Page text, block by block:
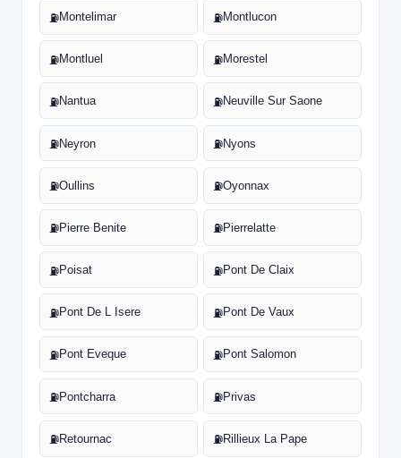
⛽Montelimar ⛽Montlucon
⛽Montluel ⛽Morestel
⛽Nantua ⛽Neuville Sur Saone
⛽Neyron ⛽Nyons
⛽Oullins ⛽Oyonnax
⛽Pierre Benite ⛽Pierrelatte
⛽Poisat ⛽Pont De Claix
⛽Pont De L Isere ⛽Pont De Vaux
⛽Pont Eveque ⛽Pont Salomon
⛽Pontcharra ⛽Privas
⛽Retournac ⛽Rillieux La Pape